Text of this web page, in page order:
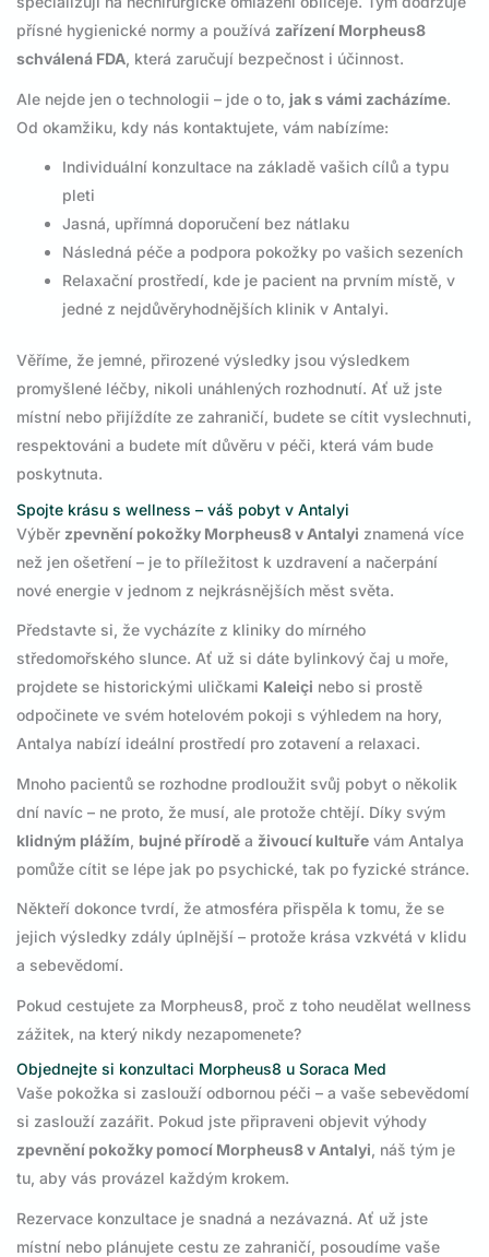
přísné hygienické normy a používá zařízení Morpheus8
schválená FDA, která zaručují bezpečnost i účinnost.
Ale nejde jen o technologii – jde o to, jak s vámi zacházíme.
Od okamžiku, kdy nás kontaktujete, vám nabízíme:
Individuální konzultace na základě vašich cílů a typu
pleti
Jasná, upřímná doporučení bez nátlaku
Následná péče a podpora pokožky po vašich sezeních
Relaxační prostředí, kde je pacient na prvním místě, v
jedné z nejdůvěryhodnějších klinik v Antalyi.
Věříme, že jemné, přirozené výsledky jsou výsledkem
promyšlené léčby, nikoli unáhlených rozhodnutí. Ať už jste
místní nebo přijíždíte ze zahraničí, budete se cítit vyslechnuti,
respektováni a budete mít důvěru v péči, která vám bude
poskytnuta.
Spojte krásu s wellness – váš pobyt v Antalyi
Výběr zpevnění pokožky Morpheus8 v Antalyi znamená více
než jen ošetření – je to příležitost k uzdravení a načerpání
nové energie v jednom z nejkrásnějších měst světa.
Představte si, že vycházíte z kliniky do mírného
středomořského slunce. Ať už si dáte bylinkový čaj u moře,
projdete se historickými uličkami Kaleiçi nebo si prostě
odpočinete ve svém hotelovém pokoji s výhledem na hory,
Antalya nabízí ideální prostředí pro zotavení a relaxaci.
Mnoho pacientů se rozhodne prodloužit svůj pobyt o několik
dní navíc – ne proto, že musí, ale protože chtějí. Díky svým
klidným plážím, bujné přírodě a živoucí kultuře vám Antalya
pomůže cítit se lépe jak po psychické, tak po fyzické stránce.
Někteří dokonce tvrdí, že atmosféra přispěla k tomu, že se
jejich výsledky zdály úplnější – protože krása vzkvétá v klidu
a sebevědomí.
Pokud cestujete za Morpheus8, proč z toho neudělat wellness
zážitek, na který nikdy nezapomenete?
Objednejte si konzultaci Morpheus8 u Soraca Med
Vaše pokožka si zaslouží odbornou péči – a vaše sebevědomí
si zaslouží zazářit. Pokud jste připraveni objevit výhody
zpevnění pokožky pomocí Morpheus8 v Antalyi, náš tým je
tu, aby vás provázel každým krokem.
Rezervace konzultace je snadná a nezávazná. Ať už jste
místní nebo plánujete cestu ze zahraničí, posoudíme vaše